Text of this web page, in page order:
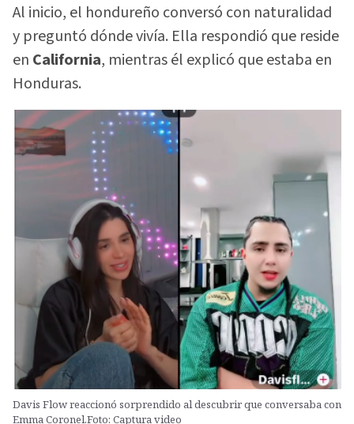
Al inicio, el hondureño conversó con naturalidad
y preguntó dónde vivía. Ella respondió que reside
en California, mientras él explicó que estaba en
Honduras.
Davis Flow reaccionó sorprendido al descubrir que conversaba con
Emma Coronel.Foto: Captura video